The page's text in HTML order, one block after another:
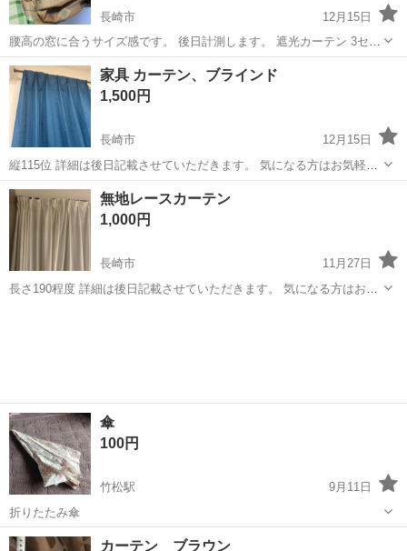
長崎市
12月15日
腰高の窓に合うサイズ感です。 後日計測します。 遮光カーテン 3セッ
トあります。 1セットのお値段です。 詳細は後日記載させていただき
ます。 気になる方はお気軽にご質問ください。 仕事もしていますの
で、お返事に時間を要する...
長崎 長崎市 カーテン、ブラインド カーテン
家具 カーテン、ブラインド
1,500円
長崎市
12月15日
縦115位 詳細は後日記載させていただきます。 気になる方はお気軽に
ご質問ください。 仕事もしていますので、お返事に時間を要する場合
があります。
長崎 長崎市 カーテン、ブラインド
無地レースカーテン
1,000円
長崎市
11月27日
長さ190程度 詳細は後日記載させていただきます。 気になる方はお気
傘
100円
竹松駅
9月11日
折りたたみ傘
長崎 大村市 カーテン、ブラインド
カーテン ブラウン